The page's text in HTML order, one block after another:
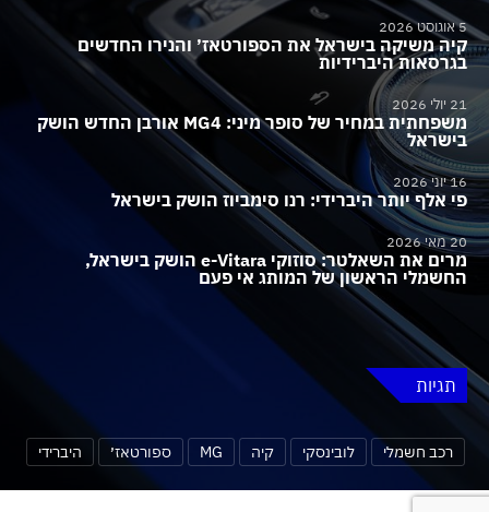
5 אוגוסט 2026
קיה משיקה בישראל את הספורטאז׳ והנירו החדשים
בגרסאות היברידיות
21 יולי 2026
משפחתית במחיר של סופר מיני: MG4 אורבן החדש הושק
בישראל
16 יוני 2026
פי אלף יותר היברידי: רנו סימביוז הושק בישראל
20 מאי 2026
מרים את השאלטר: סוזוקי e-Vitara הושק בישראל,
החשמלי הראשון של המותג אי פעם
תגיות
רכב חשמלי לובינסקי קיה MG ספורטאז׳ היברידי